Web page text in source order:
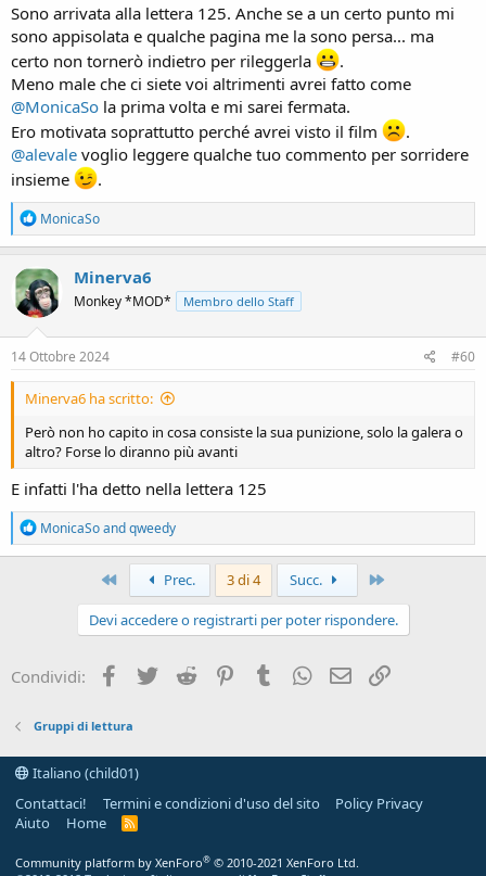
Sono arrivata alla lettera 125. Anche se a un certo punto mi
sono appisolata e qualche pagina me la sono persa... ma
certo non tornerò indietro per rileggerla
.
Meno male che ci siete voi altrimenti avrei fatto come
@MonicaSo la prima volta e mi sarei fermata.
Ero motivata soprattutto perché avrei visto il film
.
@alevale voglio leggere qualche tuo commento per sorridere
insieme
.
R
e
a
c
t
i
o
n
s
MonicaSo
Minerva6
Monkey *MOD* Membro dello Staff
14 Ottobre 2024 #60
Minerva6 ha scritto:
Però non ho capito in cosa consiste la sua punizione, solo la galera o
altro? Forse lo diranno più avanti
E infatti l'ha detto nella lettera 125
R
e
a
:
MonicaSoandqweedy
Primo Prec. 3 di 4 Succ.
Devi accedere o registrarti per poter rispondere.
Condividi: Facebook
Twitter Reddit PinterestTumblrWhatsApp
e-mail
Gruppi di lettura
Italiano (child01)
Contattaci!
Termini e condizioni d'uso del sito
Policy Privacy
Aiuto
Home
R
S
Community platform by XenForo® © 2010-2021 XenForo Ltd.